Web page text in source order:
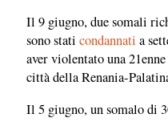
Il 9 giugno, due somali
sono stati condannati a
aver violentato una 21enne
città della Renania-
Il 5 giugno, un somalo di